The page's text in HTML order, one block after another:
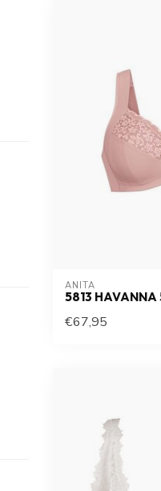
ANITA
5813
€67,95